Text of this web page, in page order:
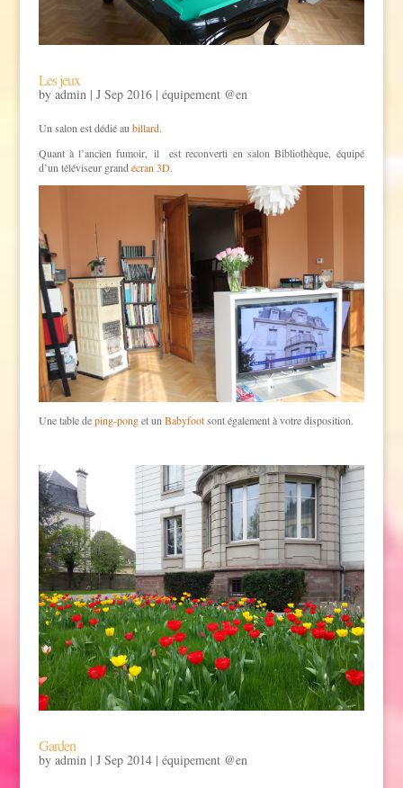
Les jeux
by admin| J Sep 2016| équipement @en
Un salon est dédié aubillard.
Quant à l’ancien fumoir, il est reconverti en salon Bibliothèque, équipé
d’un téléviseur grandécran 3D.
Une table deping-ponget unBabyfootsont également à votre disposition.
Garden
by admin | J Sep 2014| équipement @en